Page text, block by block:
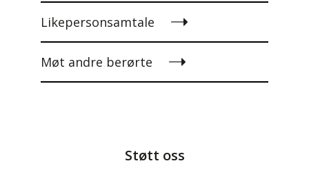
Likepersonsamtale
Møt andre berørte
Støtt oss